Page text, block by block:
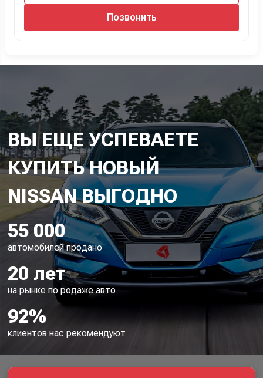
Позвонить
ВЫ ЕЩЕ УСПЕВАЕТЕ
КУПИТЬ НОВЫЙ
55 000
автомобилей продано
20 лет
на рынке по родаже авто
92%
клиентов нас рекомендуют